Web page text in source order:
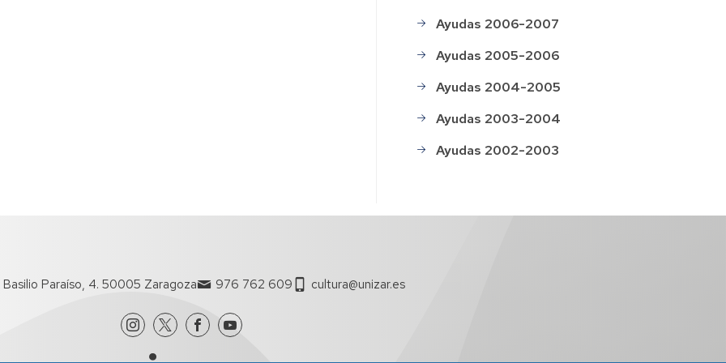
Ayudas 2006-2007
Ayudas 2005-2006
Ayudas 2004-2005
Ayudas 2003-2004
Ayudas 2002-2003
Basilio Paraíso, 4. 50005 Zaragoza 976 762 609 cultura@unizar.es